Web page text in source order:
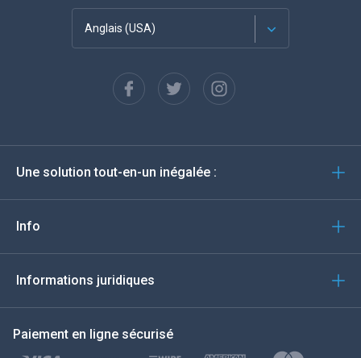
Anglais (USA)
Espagnol
Deutsch
Türkçe
Une solution tout-en-un inégalée :
Info
Informations juridiques
Paiement en ligne sécurisé